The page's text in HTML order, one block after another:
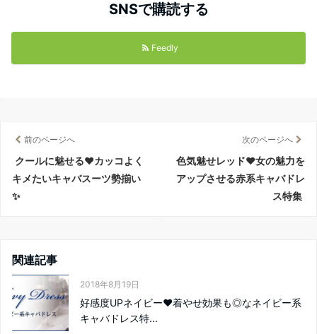
SNSで購読する
Feedly
前のページへ
クールに魅せる❤カッコよく
キメたいキャバスーツ勢揃い
✨
次のページへ
色気魅せレッド❤女の魅力を
アップさせる赤系キャバドレ
ス特集
関連記事
2018年8月19日
好感度UPネイビー❤着やせ効果も◎なネイビー系
キャバドレス特...